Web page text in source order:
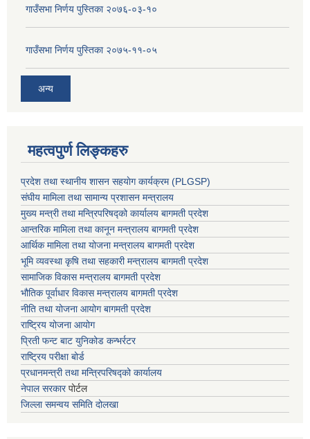
गाउँसभा निर्णय पुस्तिका २०७६-०३-१०
गाउँसभा निर्णय पुस्तिका २०७५-११-०५
अन्य
महत्वपुर्ण लिङ्कहरु
प्रदेश तथा स्थानीय शासन सहयाेग कार्यक्रम (PLGSP)
संघीय मामिला तथा सामान्य प्रशासन मन्त्रालय
मुख्य मन्त्री तथा मन्त्रिपरिषद्को कार्यालय बागमती प्रदेश
आन्तरिक मामिला तथा कानून मन्त्रालय बागमती प्रदेश
आर्थिक मामिला तथा योजना मन्त्रालय बागमती प्रदेश
भूमि व्यवस्था कृषि तथा सहकारी मन्त्रालय बागमती प्रदेश
सामाजिक विकास मन्त्रालय बागमती प्रदेश
भौतिक पूर्वाधार विकास मन्त्रालय बागमती प्रदेश
नीति तथा योजना आयोग बागमती प्रदेश
राष्ट्रिय योजना आयोग
प्रिती फन्ट बाट युनिकोड कन्भर्रटर
राष्ट्रिय परीक्षा बोर्ड
प्रधानमन्त्री तथा मन्त्रिपरिषद्को कार्यालय
नेपाल सरकारपोर्टल
जिल्ला समन्वय समिति दोलखा